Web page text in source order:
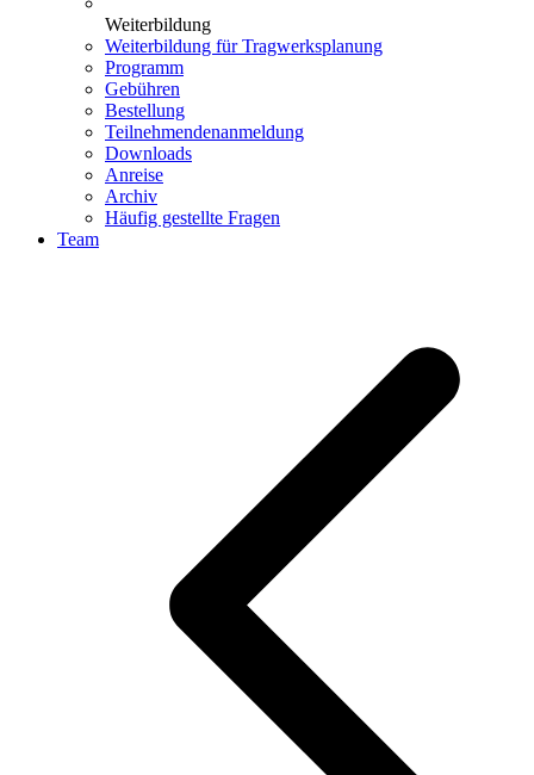
Weiterbildung
Weiterbildung für Tragwerksplanung
Programm
Gebühren
Bestellung
Teilnehmendenanmeldung
Downloads
Anreise
Archiv
Häufig gestellte Fragen
Team